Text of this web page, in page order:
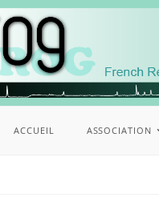
ACCUEIL ASSOCIATION